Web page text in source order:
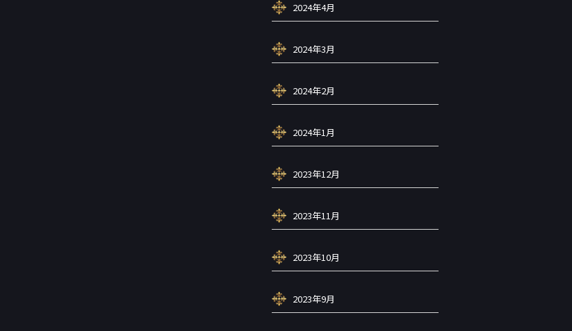
2024年4月
2024年3月
2024年2月
2024年1月
2023年12月
2023年11月
2023年10月
2023年9月